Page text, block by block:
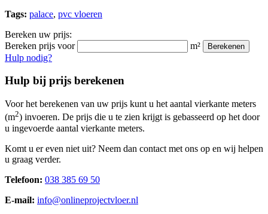
Tags: palace, pvc vloeren
Bereken uw prijs:
Bereken prijs voor
m² Berekenen
Hulp nodig?
Hulp bij prijs berekenen
Voor het berekenen van uw prijs kunt u het aantal vierkante meters
(m2) invoeren. De prijs die u te zien krijgt is gebasseerd op het door
u ingevoerde aantal vierkante meters.
Komt u er even niet uit? Neem dan contact met ons op en wij helpen
u graag verder.
Telefoon: 038 385 69 50
E-mail: info@onlineprojectvloer.nl